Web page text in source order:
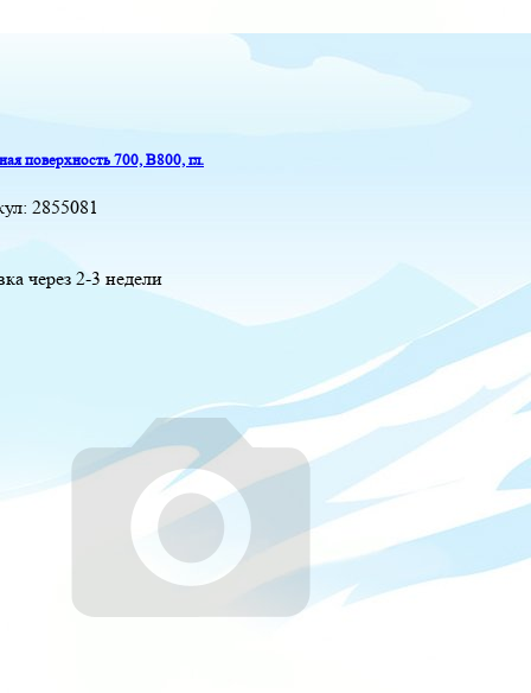
поверхность 700, B800, гл.
2855081
через 2-3 недели